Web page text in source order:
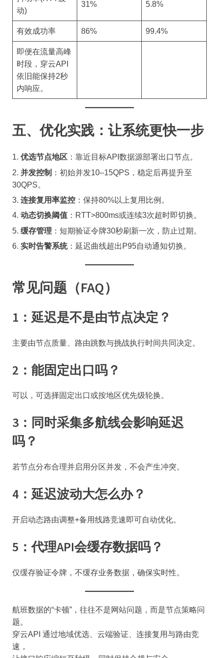
动)
31% 5.8%
有效成功率 86% 99.4%
即便在流量高峰
时段，穿云API
依旧能保持2秒
内响应。
五、优化实践：让系统更快一步
优选节点地区 ：靠近目标API数据源部署出口节点。
并发控制 ：初始并发10–15QPS，稳定后再提升至
30QPS。
连接复用率监控 ：保持80%以上复用比例。
动态切换阈值 ：RTT>800ms或连续3次超时即切换。
缓存管理 ：短期验证令牌30秒刷新一次，防止过期。
实时告警系统：延迟曲线超出P95自动通知切换。
常见问题（FAQ）
1：延迟是不是由节点决定？
主要由节点质量、路由跳数与挑战执行时间共同决定。
2：能固定出口吗？
可以，可选择固定出口或按地区优先级轮换。
3：同时采集多航线会影响延迟
吗？
若节点分布合理并启用分区并发，不会产生冲突。
4：延迟波动大怎么办？
开启动态路由调整+备用线路竞速即可自动优化。
5：代理API会缓存数据吗？
仅缓存验证令牌，不缓存业务数据，确保实时性。
航班数据的“卡顿”，往往不是网站问题，而是节点策略问
题。
穿云API 通过地域优选、云端验证、连接复用与路由竞
速，